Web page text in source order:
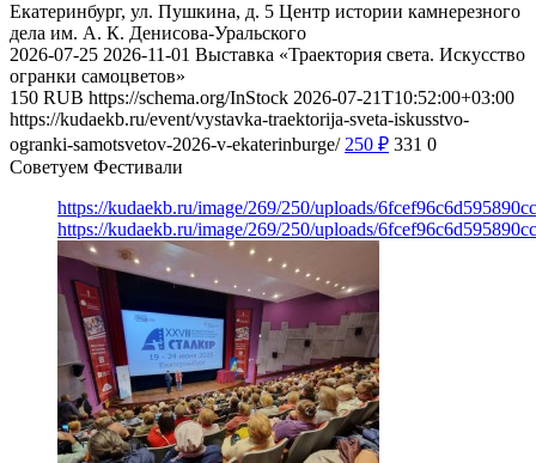
Екатеринбург, ул. Пушкина, д. 5 Центр истории камнерезного
дела им. А. К. Денисова-Уральского
2026-07-25 2026-11-01 Выставка «Траектория света. Искусство
огранки самоцветов»
150 RUB https://schema.org/InStock 2026-07-21T10:52:00+03:00
https://kudaekb.ru/event/vystavka-traektorija-sveta-iskusstvo-
ogranki-samotsvetov-2026-v-ekaterinburge/ 250 ₽ 331 0
Советуем Фестивали
https://kudaekb.ru/image/269/250/uploads/
https://kudaekb.ru/image/269/250/uploads/